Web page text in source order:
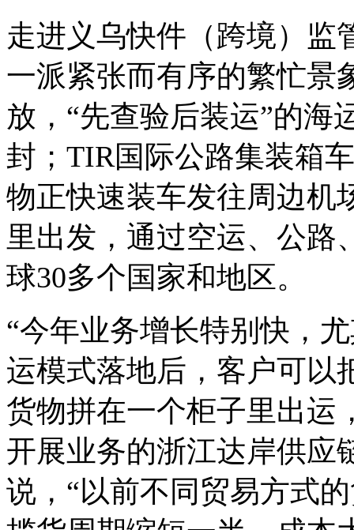
走进义乌快件（跨境）监
一派紧张而有序的繁忙景
放，“先查验后装运”的海
封；TIR国际公路集装箱
物正快速装车发往周边机
里出发，通过空运、公路
球30多个国家和地区。
“今年业务增长特别快，
运模式落地后，客户可以
货物拼在一个柜子里出运
开展业务的浙江达岸供应
说，“以前不同贸易方式